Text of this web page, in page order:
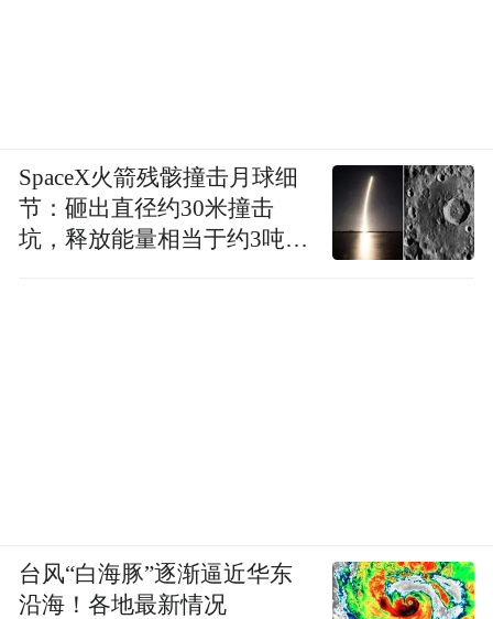
SpaceX火箭残骸撞击月球细
节：砸出直径约30米撞击
坑，释放能量相当于约3吨
台风“白海豚”逐渐逼近华东
沿海！各地最新情况